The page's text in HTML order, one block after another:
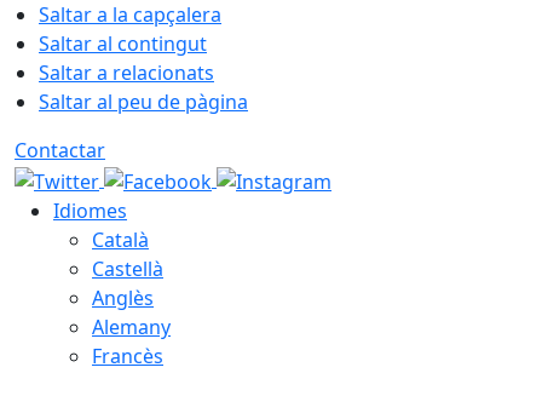
Saltar a la capçalera
Saltar al contingut
Saltar a relacionats
Saltar al peu de pàgina
Contactar
Idiomes
Català
Castellà
Anglès
Alemany
Francès